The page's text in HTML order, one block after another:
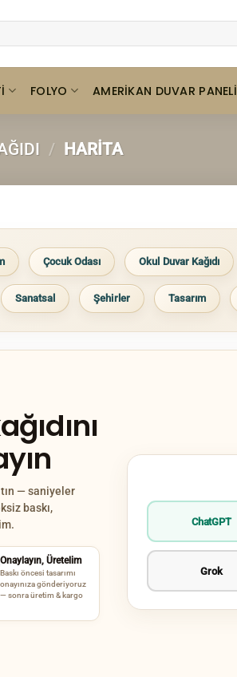
FOLYO AMERIKAN DUVAR PANELI
/ HARITA
Çocuk Odası Okul Duvar Kağıdı
Sanatsal Şehirler Tasarım
— saniyeler
baskı,
Onaylayın, Üretelim
Baskı öncesi tasarımı
onayınıza gönderiyoruz
— sonra üretim & kargo
ChatGPT
Grok